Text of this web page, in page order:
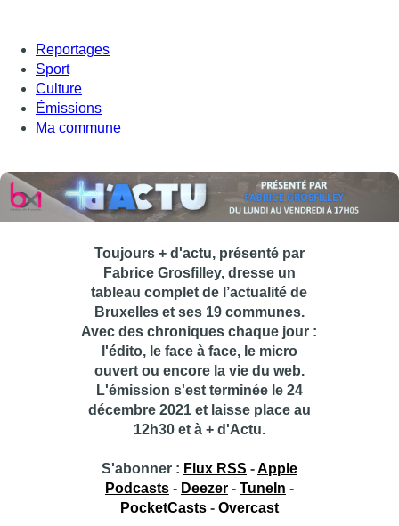
Reportages
Sport
Culture
Émissions
Ma commune
Toujours + d'actu, présenté par
Fabrice Grosfilley, dresse un
tableau complet de l’actualité de
Bruxelles et ses 19 communes.
Avec des chroniques chaque jour :
l'édito, le face à face, le micro
ouvert ou encore la vie du web.
L'émission s'est terminée le 24
décembre 2021 et laisse place au
12h30 et à + d'Actu.
S'abonner : Flux RSS -Apple
Podcasts- Deezer- TuneIn -
PocketCasts- Overcast